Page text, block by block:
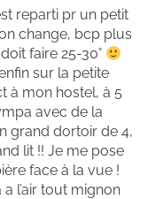
reparti pr un petit
change, bcp plus
faire 25-30°
sur la petite
à mon hostel, à 5
avec de la
grand dortoir de 4,
lit !! Je me pose
face à la vue !
l’air tout mignon